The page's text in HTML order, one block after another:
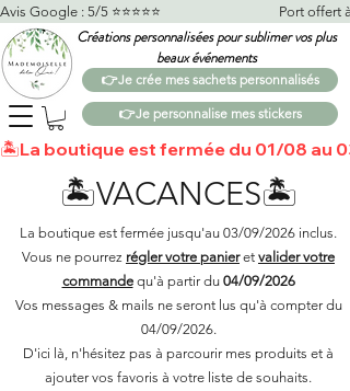
Créations personnalisées pour sublimer vos plus
beaux événements
👉Je crée mes sachets personnalisés
Avis Google : 5/5 ⭐️⭐️⭐️⭐️⭐️
👉Je personnalise mes stickers
🏝️La boutique est fermée du 01/08 au
🏝️VACANCES🏝️
La boutique est fermée jusqu'au 03/09/2026 inclus.
Vous ne pourrez régler votre panieret valider votre
commandequ'à partir du 04/09/2026
Vos messages & mails ne seront lus qu'à compter du
04/09/2026.
D'ici là, n'hésitez pas à parcourir mes produits et à
ajouter vos favoris à votre liste de souhaits.​